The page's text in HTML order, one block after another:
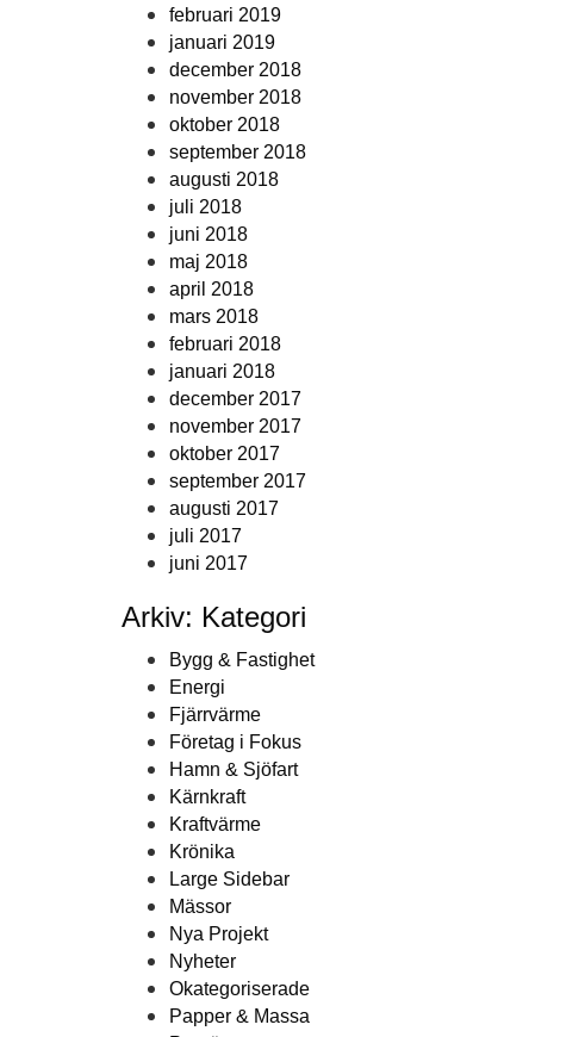
februari 2019
januari 2019
december 2018
november 2018
oktober 2018
september 2018
augusti 2018
juli 2018
juni 2018
maj 2018
april 2018
mars 2018
februari 2018
januari 2018
december 2017
november 2017
oktober 2017
september 2017
augusti 2017
juli 2017
juni 2017
Arkiv: Kategori
Bygg & Fastighet
Energi
Fjärrvärme
Företag i Fokus
Hamn & Sjöfart
Kärnkraft
Kraftvärme
Krönika
Large Sidebar
Mässor
Nya Projekt
Nyheter
Okategoriserade
Papper & Massa